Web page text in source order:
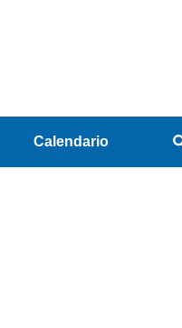
Calendario